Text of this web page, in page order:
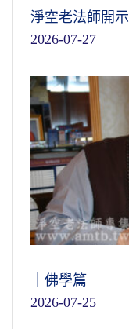
淨空老法師開示
2026-07-27
｜佛學篇
2026-07-25